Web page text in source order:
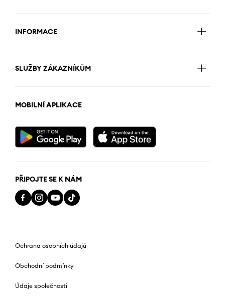
INFORMACE
SLUŽBY ZÁKAZNÍKŮM
MOBILNÍ APLIKACE
PŘIPOJTE SE K NÁM
Ochrana osobních údajů
Obchodní podmínky
Údaje společnosti